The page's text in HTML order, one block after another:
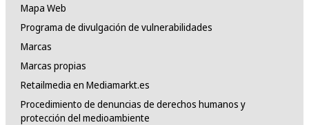
Mapa Web
Programa de divulgación de vulnerabilidades
Marcas
Marcas propias
Retailmedia en Mediamarkt.es
Procedimiento de denuncias de derechos humanos y
protección del medioambiente